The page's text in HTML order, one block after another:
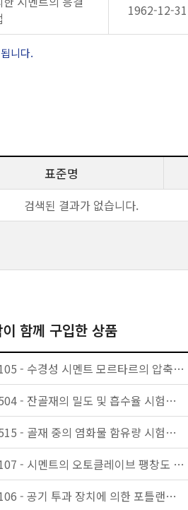
1962-12-31
니다.
표준명
검색된 결과가 없습니다.
함께 구입한 상품
KS L 5105 - 수경성 시멘트 모르타르의 압축 강도 시험 방법
KS F 2504 - 잔골재의 밀도 및 흡수율 시험방법
KS F 2515 - 골재 중의 염화물 함유량 시험방법
KS L 5107 - 시멘트의 오토클레이브 팽창도 시험 방법
KS L 5106 - 공기 투과 장치에 의한 포틀랜드 시멘트의 분말도 시험방법